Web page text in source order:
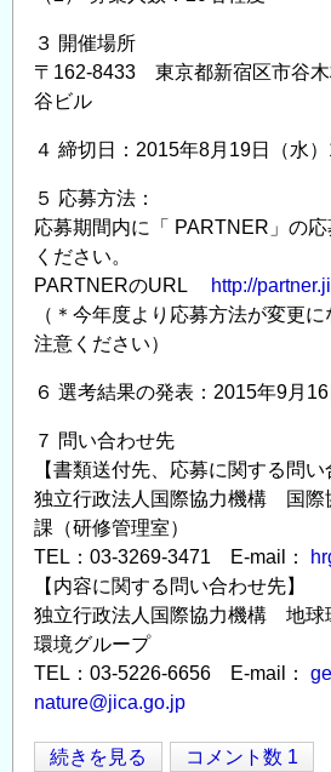
３ 開催場所
〒162-8433 東京都新宿区市谷
谷ビル
４ 締切日：2015年8月19日（水
５ 応募方法：
応募期間内に「 PARTNER」の
ください。
PARTNERのURL
http://
（＊今年度より応募方法が変更
注意ください）
６ 選考結果の発表：2015年9月16
７ 問い合わせ先
【書類送付先、応募に関する問い
独立行政法人国際協力機構 国際
課（研修管理室）
TEL：03-3269-3471 E-mail：
【内容に関する問い合わせ先】
独立行政法人国際協力機構 地
環境グループ
TEL：03-5226-6656 E-mail：
nature@jica.go.jp
2015
続きを見る
コメント数 1